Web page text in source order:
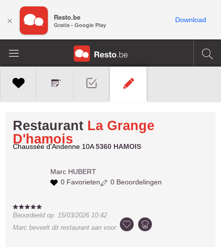
Restaurant La Grange
D'hamois
Chaussée d'Andenne 10A 5360 HAMOIS
Marc HUBERT
0 Favorieten
0 Beoordelingen
Beoordeeld op15/03/2026 10:42
Marc beveelt dit restaurant aan voor:
× Resto.be
Gratis - Google Play
Download